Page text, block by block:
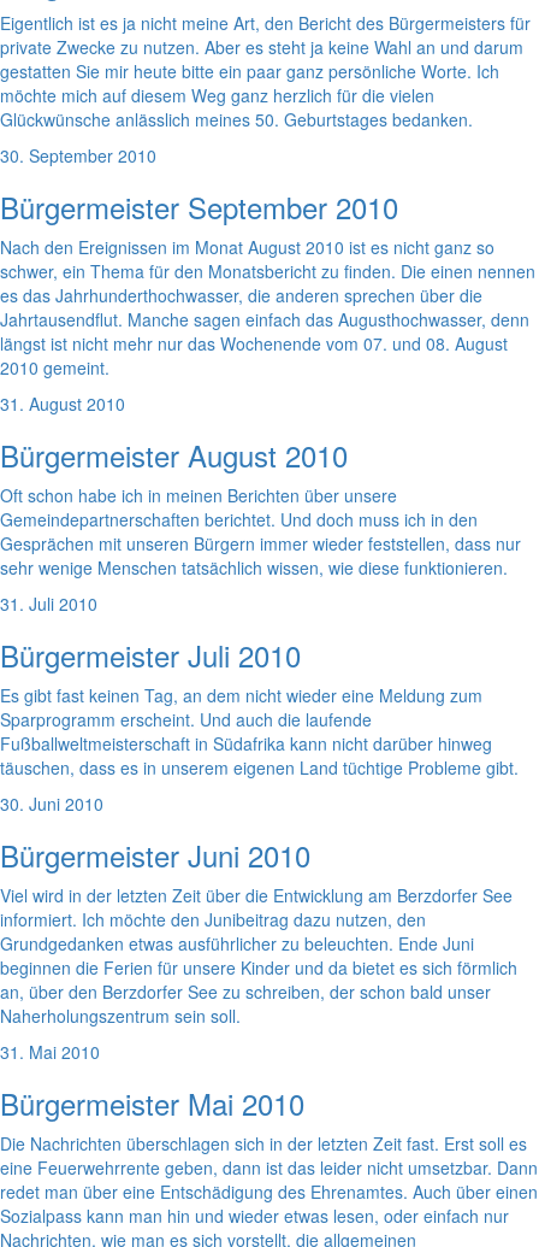
Eigentlich ist es ja nicht meine Art, den Bericht des Bürgermeisters für
private Zwecke zu nutzen. Aber es steht ja keine Wahl an und darum
gestatten Sie mir heute bitte ein paar ganz persönliche Worte. Ich
möchte mich auf diesem Weg ganz herzlich für die vielen
Glückwünsche anlässlich meines 50. Geburtstages bedanken.
30. September 2010
Bürgermeister September 2010
Nach den Ereignissen im Monat August 2010 ist es nicht ganz so
schwer, ein Thema für den Monatsbericht zu finden. Die einen nennen
es das Jahrhunderthochwasser, die anderen sprechen über die
Jahrtausendflut. Manche sagen einfach das Augusthochwasser, denn
längst ist nicht mehr nur das Wochenende vom 07. und 08. August
2010 gemeint.
31. August 2010
Bürgermeister August 2010
Oft schon habe ich in meinen Berichten über unsere
Gemeindepartnerschaften berichtet. Und doch muss ich in den
Gesprächen mit unseren Bürgern immer wieder feststellen, dass nur
sehr wenige Menschen tatsächlich wissen, wie diese funktionieren.
31. Juli 2010
Bürgermeister Juli 2010
Es gibt fast keinen Tag, an dem nicht wieder eine Meldung zum
Sparprogramm erscheint. Und auch die laufende
Fußballweltmeisterschaft in Südafrika kann nicht darüber hinweg
täuschen, dass es in unserem eigenen Land tüchtige Probleme gibt.
30. Juni 2010
Bürgermeister Juni 2010
Viel wird in der letzten Zeit über die Entwicklung am Berzdorfer See
informiert. Ich möchte den Junibeitrag dazu nutzen, den
Grundgedanken etwas ausführlicher zu beleuchten. Ende Juni
beginnen die Ferien für unsere Kinder und da bietet es sich förmlich
an, über den Berzdorfer See zu schreiben, der schon bald unser
Naherholungszentrum sein soll.
31. Mai 2010
Bürgermeister Mai 2010
Die Nachrichten überschlagen sich in der letzten Zeit fast. Erst soll es
eine Feuerwehrrente geben, dann ist das leider nicht umsetzbar. Dann
redet man über eine Entschädigung des Ehrenamtes. Auch über einen
Sozialpass kann man hin und wieder etwas lesen, oder einfach nur
Nachrichten, wie man es sich vorstellt, die allgemeinen